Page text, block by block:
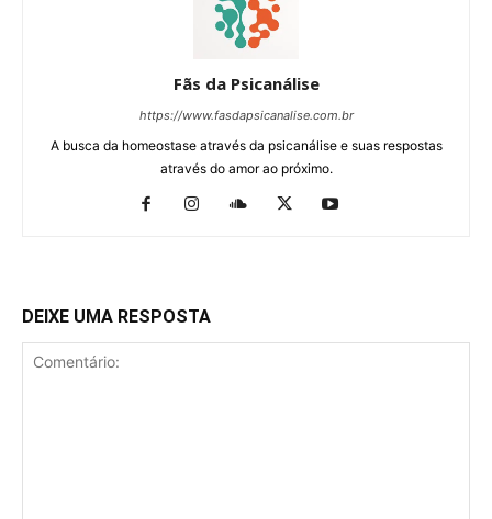
Fãs da Psicanálise
https://www.fasdapsicanalise.com.br
A busca da homeostase através da psicanálise e suas respostas
através do amor ao próximo.
DEIXE UMA RESPOSTA